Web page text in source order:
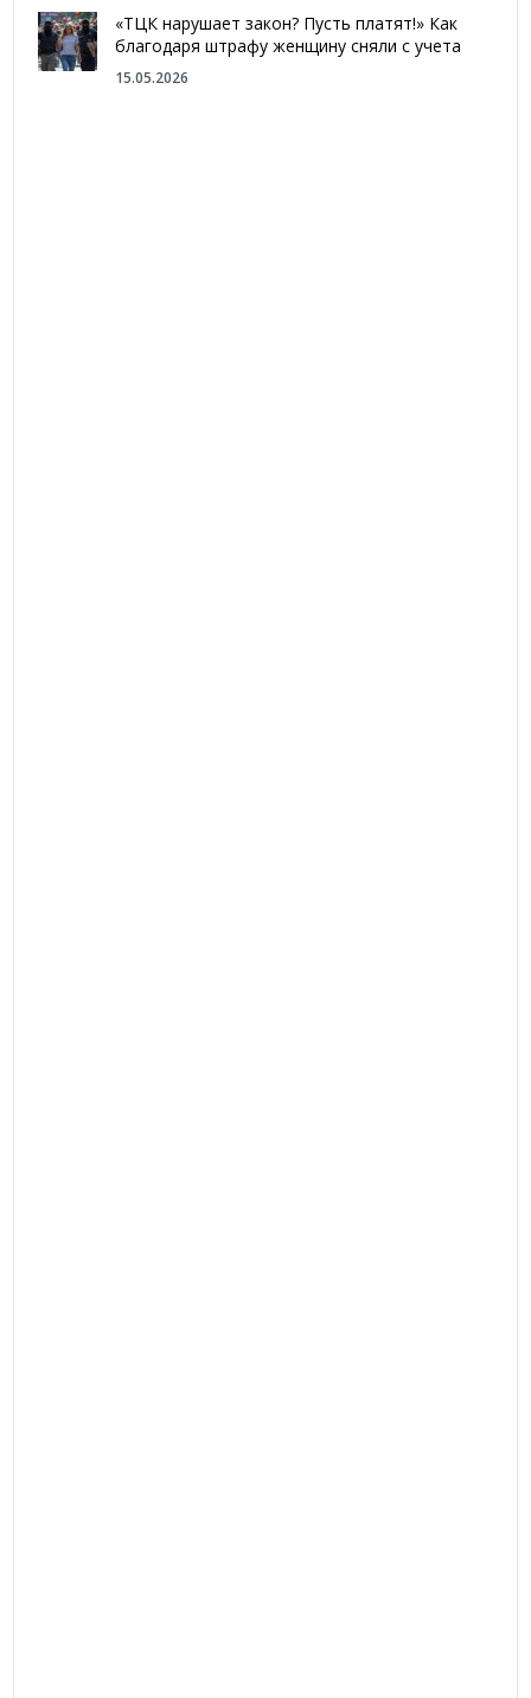
«ТЦК нарушает закон? Пусть платят!» Как
благодаря штрафу женщину сняли с учета
15.05.2026